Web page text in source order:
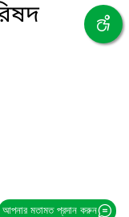
আপনার মতামত প্রদান করুন